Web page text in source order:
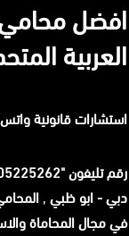
افضل محامي
العربية
استشارات قانونية
دبي - ابو ظبي ,
في مجال المحاماة